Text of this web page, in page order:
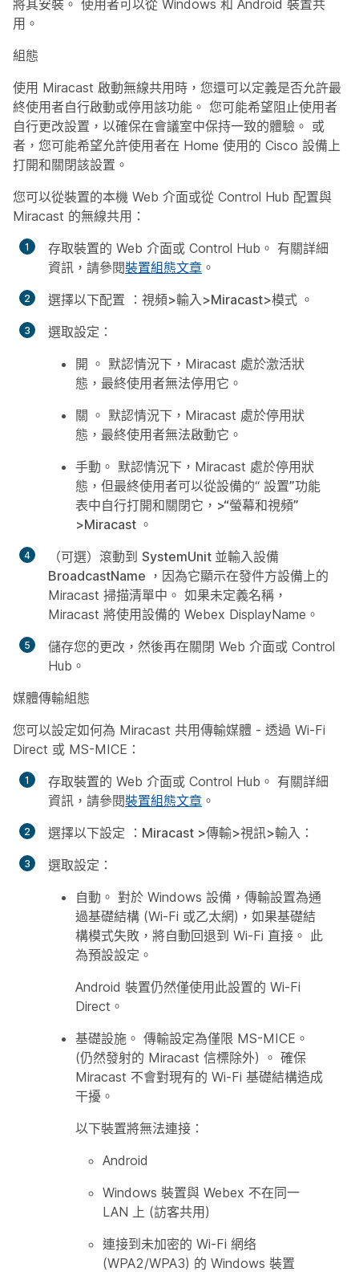
將其安裝。 使用者可以從 Windows 和 Android 裝置共
用。
組態
使用 Miracast 啟動無線共用時，您還可以定義是否允許最
終使用者自行啟動或停用該功能。 您可能希望阻止使用者
自行更改設置，以確保在會議室中保持一致的體驗。 或
者，您可能希望允許使用者在 Home 使用的 Cisco 設備上
打開和關閉該設置。
您可以從裝置的本機 Web 介面或從 Control Hub 配置與
Miracast 的無線共用：
存取裝置的 Web 介面或 Control Hub。 有關詳細
資訊，請參閱裝置組態文章 。
選擇以下配置
：視頻>輸入>Miracast>模式 。
選取設定：
開 。 默認情況下，Miracast 處於激活狀
態，最終使用者無法停用它。
關 。 默認情況下，Miracast 處於停用狀
態，最終使用者無法啟動它。
手動 。 默認情況下，Miracast 處於停用狀
態，但最終使用者可以從設備的“ 設置”功能
表中自行打開和關閉它，>“螢幕和視頻”
>Miracast 。
（可選）滾動到 SystemUnit 並輸入設備
BroadcastName ，因為它顯示在發件方設備上的
Miracast 掃描清單中。 如果未定義名稱，
Miracast 將使用設備的 Webex DisplayName。
儲存您的更改，然後再在關閉 Web 介面或 Control
Hub。
媒體傳輸組態
您可以設定如何為 Miracast 共用傳輸媒體 - 透過 Wi-Fi
Direct 或 MS-MICE：
存取裝置的 Web 介面或 Control Hub。 有關詳細
資訊，請參閱裝置組態文章 。
選擇以下設定
：Miracast >傳輸>視訊>輸入：
選取設定：
自動 。 對於 Windows 設備，傳輸設置為通
過基礎結構 (Wi-Fi 或乙太網)，如果基礎結
構模式失敗，將自動回退到 Wi-Fi 直接。 此
為預設設定。
Android 裝置仍然僅使用此設置的 Wi-Fi
Direct。
基礎設施 。 傳輸設定為僅限 MS-MICE。
(仍然發射的 Miracast 信標除外) 。 確保
Miracast 不會對現有的 Wi-Fi 基礎結構造成
干擾。
以下裝置將無法連接：
Android
Windows 裝置與 Webex 不在同一
LAN 上 (訪客共用)
連接到未加密的 Wi-Fi 網络
(WPA2/WPA3) 的 Windows 裝置